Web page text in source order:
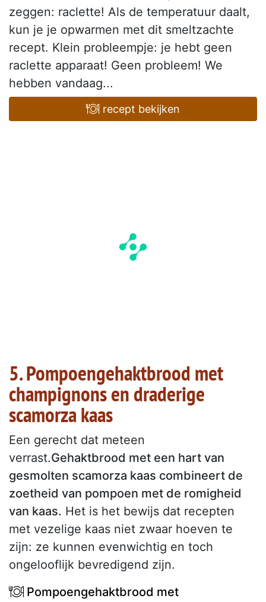
zeggen: raclette! Als de temperatuur daalt,
kun je je opwarmen met dit smeltzachte
recept. Klein probleempje: je hebt geen
raclette apparaat! Geen probleem! We
hebben vandaag...
recept bekijken
5. Pompoengehaktbrood met
champignons en draderige
scamorza kaas
Een gerecht dat meteen
verrast.Gehaktbrood met een hart van
gesmolten scamorza kaas combineert de
zoetheid van pompoen met de romigheid
van kaas. Het is het bewijs dat recepten
met vezelige kaas niet zwaar hoeven te
zijn: ze kunnen evenwichtig en toch
ongelooflijk bevredigend zijn.
Pompoengehaktbrood met